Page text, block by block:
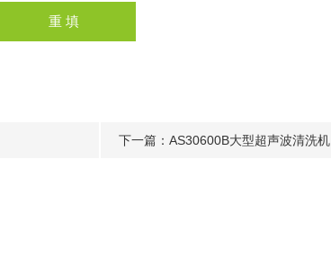
下一篇： AS30600B大型超声波清洗机